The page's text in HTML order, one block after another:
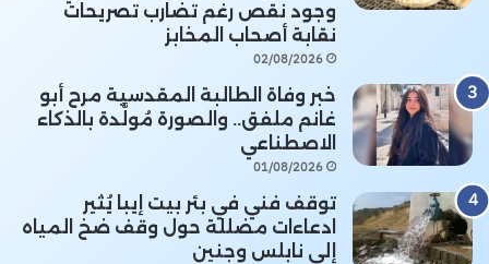
وجود نقص رغم تضارب تصريحات
نقابة أصحاب المخابز
02/08/2026
خبر وفاة الطالبة المقدسية مرح أبو
غانم ملفق.. والصورة مُولَّدة بالذكاء
الاصطناعي
01/08/2026
توقف فني في بئر بيت إيبا يُثير
ادعاءات مضللة حول وقف ضخ المياه
إلى نابلس وجنين